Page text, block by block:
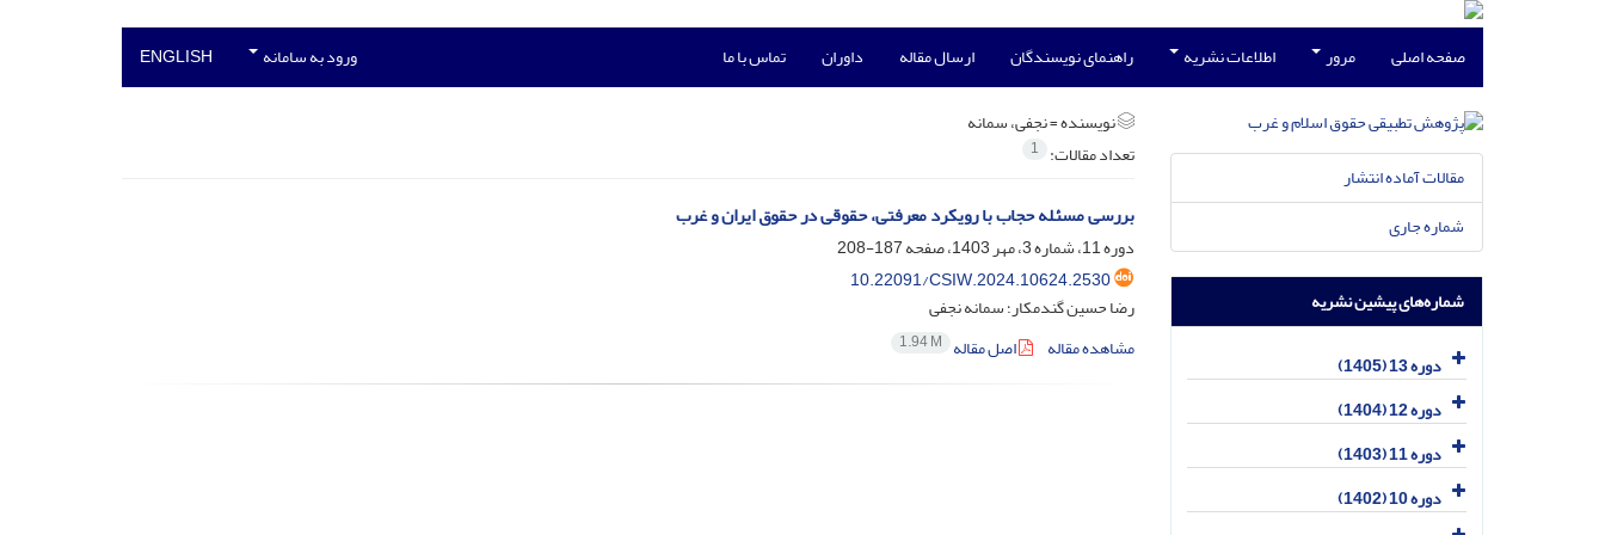
صفحه اصلی مرور اطلاعات نشریه راهنمای نویسندگان ارسال مقاله داوران تماس با ما ورود به سامانه ENGLISH
نویسنده =نجفی، سمانه
تعداد مقالات: 1
بررسی مسئله حجاب با رویکرد معرفتی، حقوقی در حقوق ایران و غرب
دوره 11، شماره 3، مهر 1403، صفحه
187-208
10.22091/CSIW.2024.10624.2530
رضا حسین گندمکار؛ سمانه نجفی
مشاهده مقاله
اصل مقاله 1.94 M
مقالات آماده انتشار
شماره جاری
شماره‌های پیشین نشریه
دوره 13 (1405)
دوره 12 (1404)
دوره 11 (1403)
دوره 10 (1402)